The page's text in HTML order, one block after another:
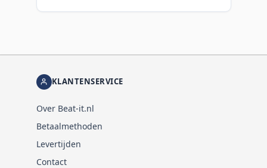
KLANTENSERVICE
Over Beat-it.nl
Betaalmethoden
Levertijden
Contact